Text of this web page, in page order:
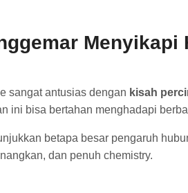
Menyikapi
sangat antusias dengan kisah
ini bisa bertahan menghadapi
betapa besar pengaruh
dan penuh chemistry.